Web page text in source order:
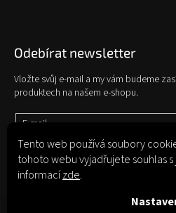
Tento web používá soubory
tohoto webu vyjadřujete souhlas
informacízde.
Odebírat newsletter
Vložte svůj e-mail a my vám budeme
produktech na našem e-shopu.
E-mail
Vložením e-mailu souhlasíte s